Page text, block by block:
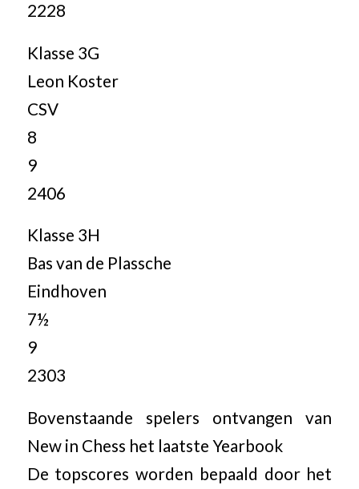
2228
Klasse 3G
Leon Koster
CSV
8
9
2406
Klasse 3H
Bas van de Plassche
Eindhoven
7½
9
2303
Bovenstaande spelers ontvangen van
New in Chess het laatste Yearbook
De topscores worden bepaald door het